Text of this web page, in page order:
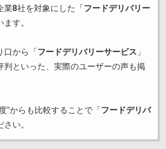
業8社を対象にした「 フードデリバリー
す。
から「 フードデリバリーサービス 」
といった、実際のユーザーの声も掲
”からも比較することで「 フードデリバ
い。